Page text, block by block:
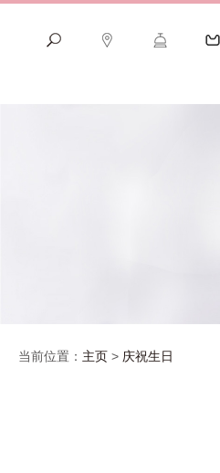
当前位置： 主页 > 庆祝生日